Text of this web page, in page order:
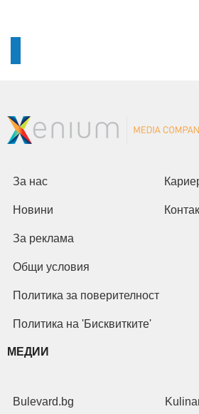
За нас
Новини
За реклама
Общи условия
Политика за поверителност
Политика на 'Бисквитките'
МЕДИИ
Bulevard.bg